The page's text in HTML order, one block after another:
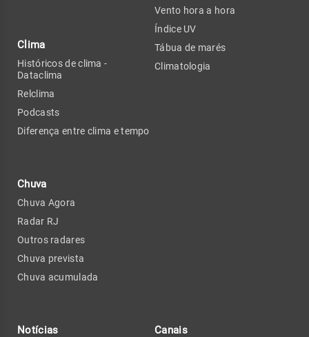
Clima
Históricos de clima -
Dataclima
Relclima
Podcasts
Diferença entre clima e tempo
Chuva
Chuva Agora
Radar RJ
Outros radares
Chuva prevista
Chuva acumulada
Vento hora a hora
Índice UV
Tábua de marés
Climatologia
Notícias Canais